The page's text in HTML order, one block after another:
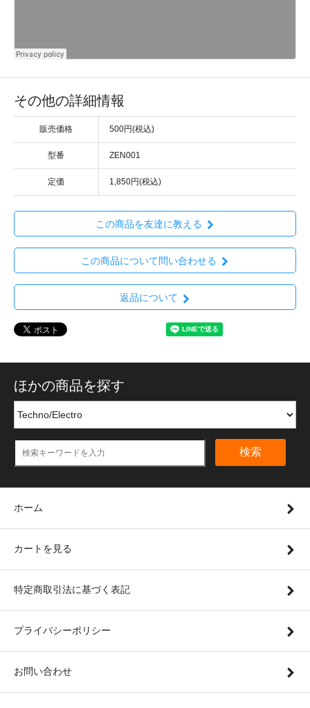
その他の詳細情報
販売価格 500円(税込)
型番 ZEN001
定価 1,850円(税込)
この商品を友達に教える
この商品について問い合わせる
返品について
ほかの商品を探す
検索
ホーム
カートを見る
特定商取引法に基づく表記
プライバシーポリシー
お問い合わせ